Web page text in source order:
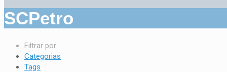
SCPetro
Filtrar por
Categorias
Tags